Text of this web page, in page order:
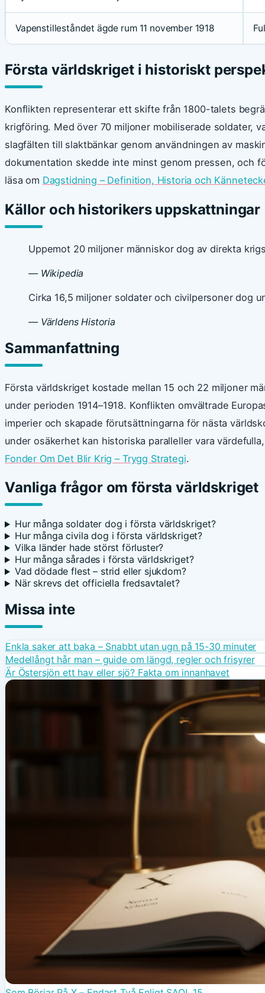
Vapenstilleståndet ägde rum 11 november 1918
Första världskriget i historiskt
Konflikten representerar ett skifte från 1800-talets
krigföring. Med över 70 miljoner mobiliserade soldater,
slagfälten till slaktbänkar genom användningen av
dokumentation skedde inte minst genom pressen, och
läsa om Dagstidning – Definition, Historia och
Källor och historikers uppskattningar
Uppemot 20 miljoner människor dog av direkta
— Wikipedia
Cirka 16,5 miljoner soldater och civilpersoner dog
— Världens Historia
Sammanfattning
Första världskriget kostade mellan 15 och 22 miljoner
under perioden 1914–1918. Konflikten omvältrade
imperier och skapade förutsättningarna för nästa
under osäkerhet kan historiska paralleller vara
Fonder Om Det Blir Krig – Trygg Strategi.
Vanliga frågor om första världskriget
Hur många soldater dog i första världskriget?
Hur många civila dog i första världskriget?
Vilka länder hade störst förluster?
Hur många sårades i första världskriget?
Vad dödade flest – strid eller sjukdom?
När skrevs det officiella fredsavtalet?
Missa inte
Enkla saker att baka – Snabbt utan ugn på 15-30 minuter
Medellångt hår man – guide om längd, regler och frisyrer
Är Östersjön ett hav eller sjö? Fakta om innanhavet